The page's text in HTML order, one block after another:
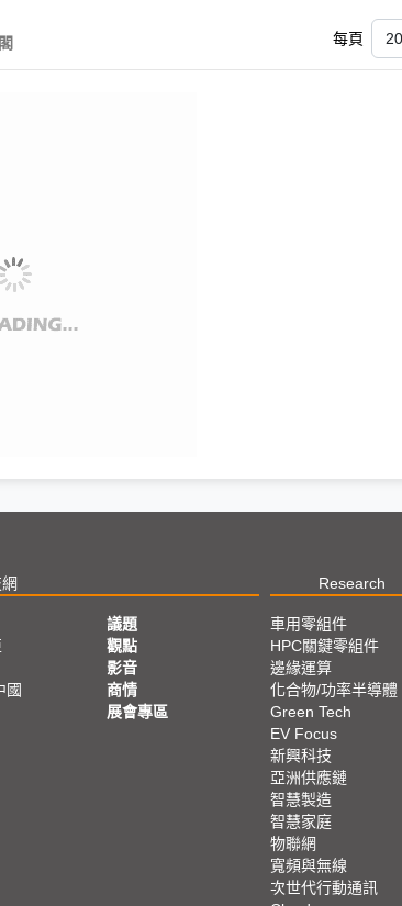
每頁
Research
國
議題
觀點
影音
商情
展會專區
車用零組件
HPC關鍵零組件
邊緣運算
化合物/功率半導體
Green Tech
EV Focus
新興科技
亞洲供應鏈
智慧製造
智慧家庭
物聯網
寬頻與無線
次世代行動通訊